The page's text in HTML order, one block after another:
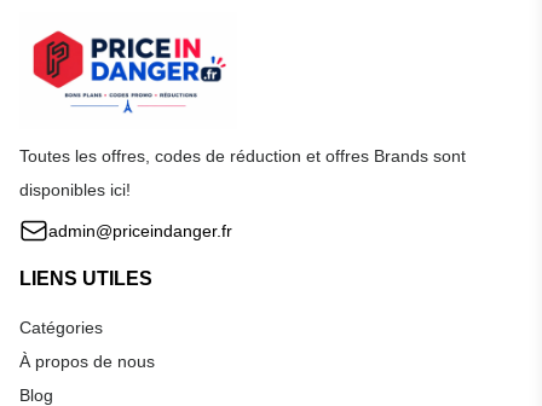
Toutes les offres, codes de réduction et offres Brands sont
disponibles ici!
admin@priceindanger.fr
LIENS UTILES
Catégories
À propos de nous
Blog